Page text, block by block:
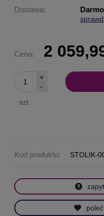
Dostawa:
Cena nie zawiera
Cena: 2
-
+
szt.
Kod produktu: STOLIK-